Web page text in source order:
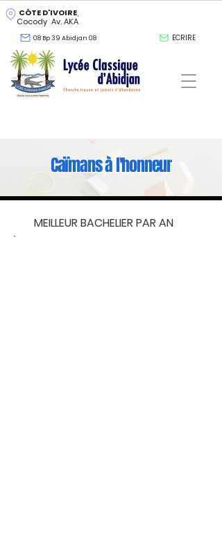
CÔTE D'IVOIRE
Cocody Av. AKA
08 Bp 39 Abidjan 08 ECRIRE
Caïmans à l'honneur
MEILLEUR BACHELIER PAR AN